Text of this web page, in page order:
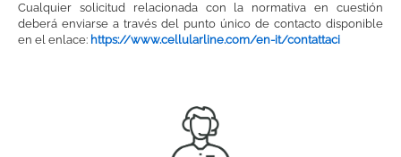
Cualquier solicitud relacionada con la normativa en cuestión
deberá enviarse a través del punto único de contacto disponible
en el enlace: https://www.cellularline.com/en-it/contattaci